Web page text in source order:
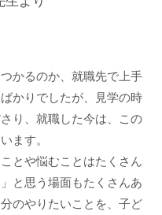
かるのか、就職先で上手
かりでしたが、見学の時
り、就職した今は、この
ます。
とや悩むことはたくさん
と思う場面もたくさんあ
のやりたいことを、子ど